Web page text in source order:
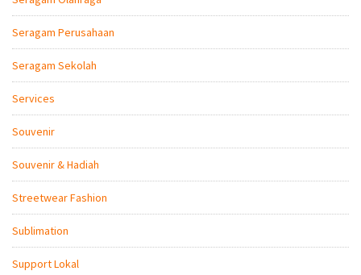
Seragam Perusahaan
Seragam Sekolah
Services
Souvenir
Souvenir & Hadiah
Streetwear Fashion
Sublimation
Support Lokal